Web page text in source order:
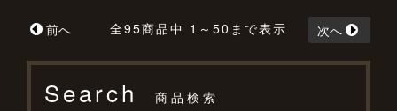
全95商品中 1～50まで表示
前へ 次へ
Search 商品検索